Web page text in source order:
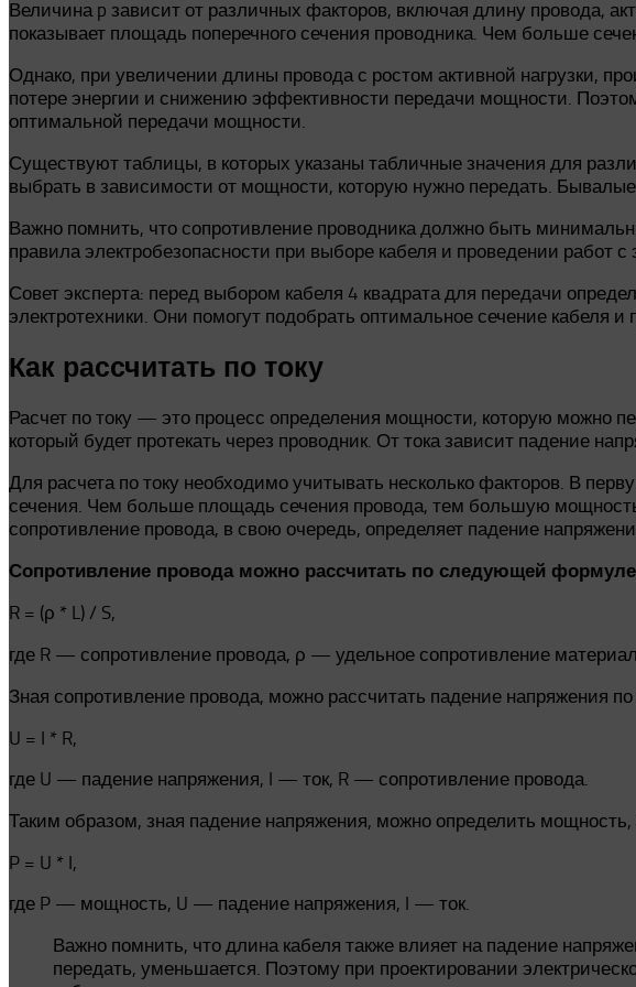
Величина p зависит от различных факторов, включая длину провода,
показывает площадь поперечного сечения проводника. Чем больше
Однако, при увеличении длины провода с ростом активной нагрузки,
потере энергии и снижению эффективности передачи мощности.
оптимальной передачи мощности.
Существуют таблицы, в которых указаны табличные значения для
выбрать в зависимости от мощности, которую нужно передать.
Важно помнить, что сопротивление проводника должно быть
правила электробезопасности при выборе кабеля и проведении работ с
Совет эксперта: перед выбором кабеля 4 квадрата для передачи
электротехники. Они помогут подобрать оптимальное сечение кабеля
Как рассчитать по току
Расчет по току — это процесс определения мощности, которую можно
который будет протекать через проводник. От тока зависит падение
Для расчета по току необходимо учитывать несколько факторов. В
сечения. Чем больше площадь сечения провода, тем большую
сопротивление провода, в свою очередь, определяет падение
Сопротивление провода можно рассчитать по следующей
R = (ρ * L) / S,
где R — сопротивление провода, ρ — удельное сопротивление
Зная сопротивление провода, можно рассчитать падение напряжения
U = I * R,
где U — падение напряжения, I — ток, R — сопротивление провода.
Таким образом, зная падение напряжения, можно определить
P = U * I,
где P — мощность, U — падение напряжения, I — ток.
Важно помнить, что длина кабеля также влияет на падение
передать, уменьшается. Поэтому при проектировании